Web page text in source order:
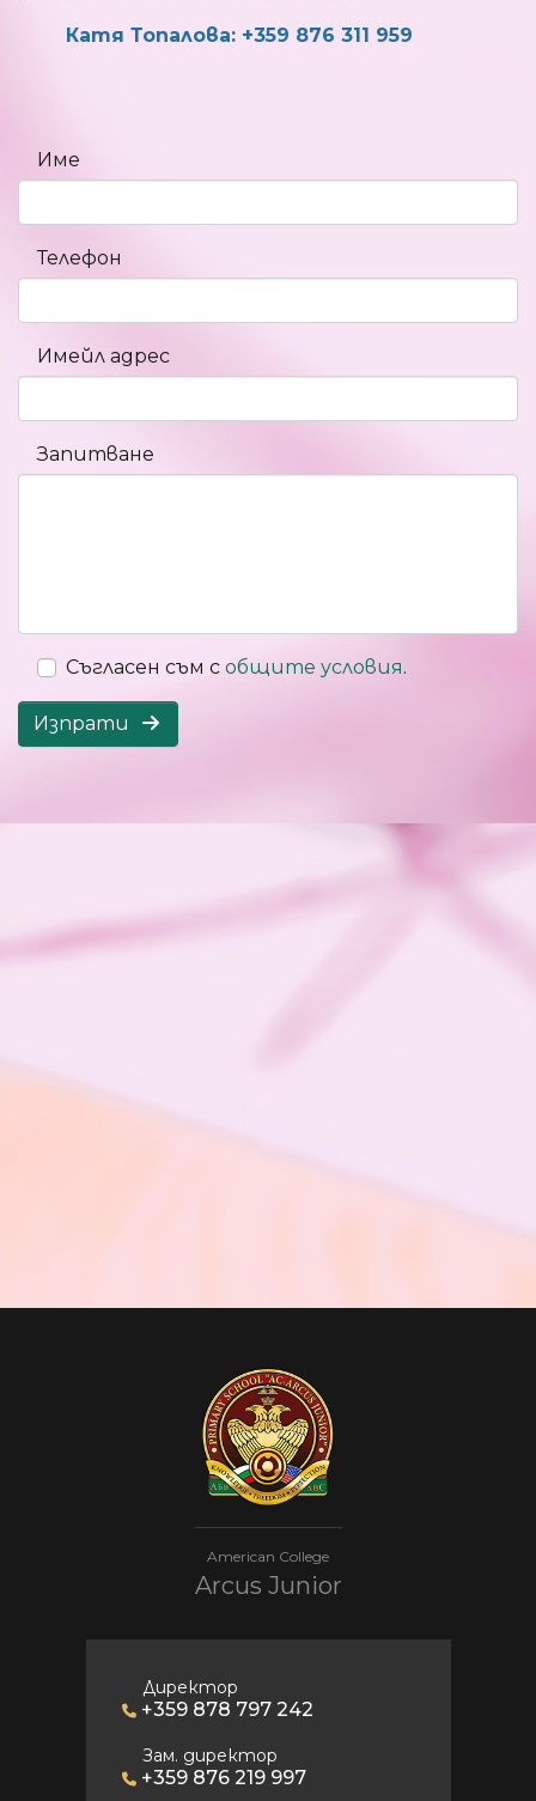
Катя Топалова: +359 876 311 959
Име
Телефон
Имейл адрес
Запитване
Съгласен съм с общите условия.
Изпрати
American College
Arcus Junior
Директор
+359 878 797 242
Зам. директор
+359 876 219 997